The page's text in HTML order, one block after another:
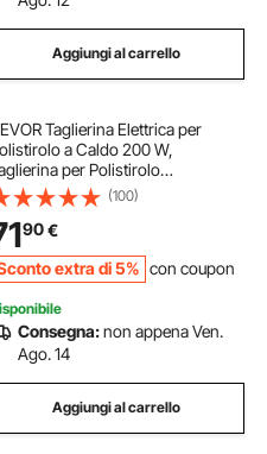
Aggiungi al carrello
Taglierina Elettrica per
a Caldo 200 W,
per Polistirolo
500℃, Lame da 150 mm e
mm, Attrezzi per Taglio di
Schiuma
(100)
90€
extra di 5% con coupon
Consegna:non appena Ven.
Ago. 14
Aggiungi al carrello